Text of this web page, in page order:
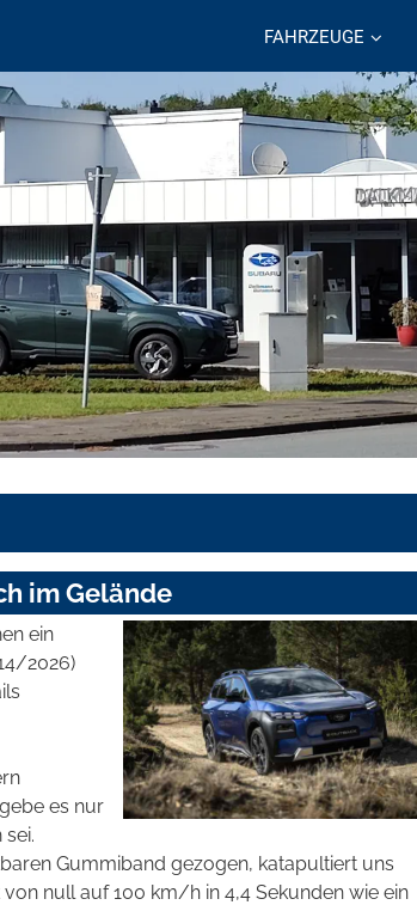
FAHRZEUGE
im Gelände
ein
2026)
es nur
Gummiband gezogen, katapultiert uns
null auf 100 km/h in 4,4 Sekunden wie ein